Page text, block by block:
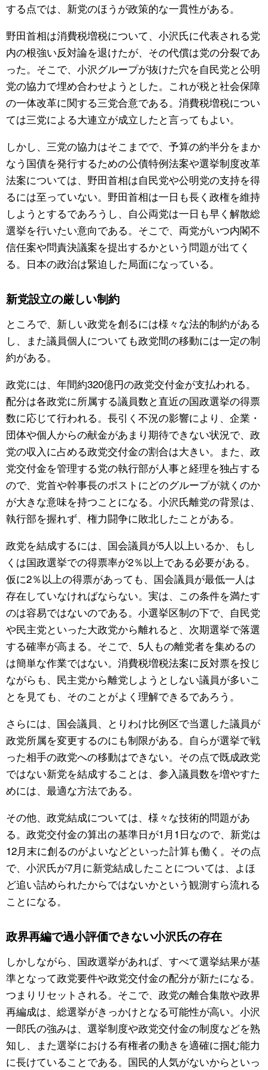
する点では、新党のほうが政策的な一貫性がある。
野田首相は消費税増税について、小沢氏に代表される党
内の根強い反対論を退けたが、その代償は党の分裂であ
った。そこで、小沢グループが抜けた穴を自民党と公明
党の協力で埋め合わせようとした。これが税と社会保障
の一体改革に関する三党合意である。消費税増税につい
ては三党による大連立が成立したと言ってもよい。
しかし、三党の協力はそこまでで、予算の約半分をまか
なう国債を発行するための公債特例法案や選挙制度改革
法案については、野田首相は自民党や公明党の支持を得
るには至っていない。野田首相は一日も長く政権を維持
しようとするであろうし、自公両党は一日も早く解散総
選挙を行いたい意向である。そこで、両党がいつ内閣不
信任案や問責決議案を提出するかという問題が出てく
る。日本の政治は緊迫した局面になっている。
新党設立の厳しい制約
ところで、新しい政党を創るには様々な法的制約がある
し、また議員個人についても政党間の移動には一定の制
約がある。
政党には、年間約320億円の政党交付金が支払われる。
配分は各政党に所属する議員数と直近の国政選挙の得票
数に応じて行われる。長引く不況の影響により、企業・
団体や個人からの献金があまり期待できない状況で、政
党の収入に占める政党交付金の割合は大きい。また、政
党交付金を管理する党の執行部が人事と経理を独占する
ので、党首や幹事長のポストにどのグループが就くのか
が大きな意味を持つことになる。小沢氏離党の背景は、
執行部を握れず、権力闘争に敗北したことがある。
政党を結成するには、国会議員が5人以上いるか、もし
くは国政選挙での得票率が2％以上である必要がある。
仮に2％以上の得票があっても、国会議員が最低一人は
存在していなければならない。実は、この条件を満たす
のは容易ではないのである。小選挙区制の下で、自民党
や民主党といった大政党から離れると、次期選挙で落選
する確率が高まる。そこで、5人もの離党者を集めるの
は簡単な作業ではない。消費税増税法案に反対票を投じ
ながらも、民主党から離党しようとしない議員が多いこ
とを見ても、そのことがよく理解できるであろう。
さらには、国会議員、とりわけ比例区で当選した議員が
政党所属を変更するのにも制限がある。自らが選挙で戦
った相手の政党への移動はできない。その点で既成政党
ではない新党を結成することは、参入議員数を増やすた
めには、最適な方法である。
その他、政党結成については、様々な技術的問題があ
る。政党交付金の算出の基準日が1月1日なので、新党は
12月末に創るのがよいなどといった計算も働く。その点
で、小沢氏が7月に新党結成したことについては、よほ
ど追い詰められたからではないかという観測すら流れる
ことになる。
政界再編で過小評価できない小沢氏の存在
しかしながら、国政選挙があれば、すべて選挙結果が基
準となって政党要件や政党交付金の配分が新たになる。
つまりリセットされる。そこで、政党の離合集散や政界
再編成は、総選挙がきっかけとなる可能性が高い。小沢
一郎氏の強みは、選挙制度や政党交付金の制度などを熟
知し、また選挙における有権者の動きを適確に掴む能力
に長けていることである。国民的人気がないからといっ